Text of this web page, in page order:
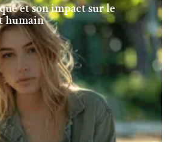
et son impact sur le
humain